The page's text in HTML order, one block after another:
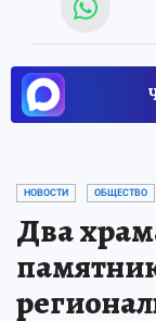
НОВОСТИ ОБЩЕСТВО
Два